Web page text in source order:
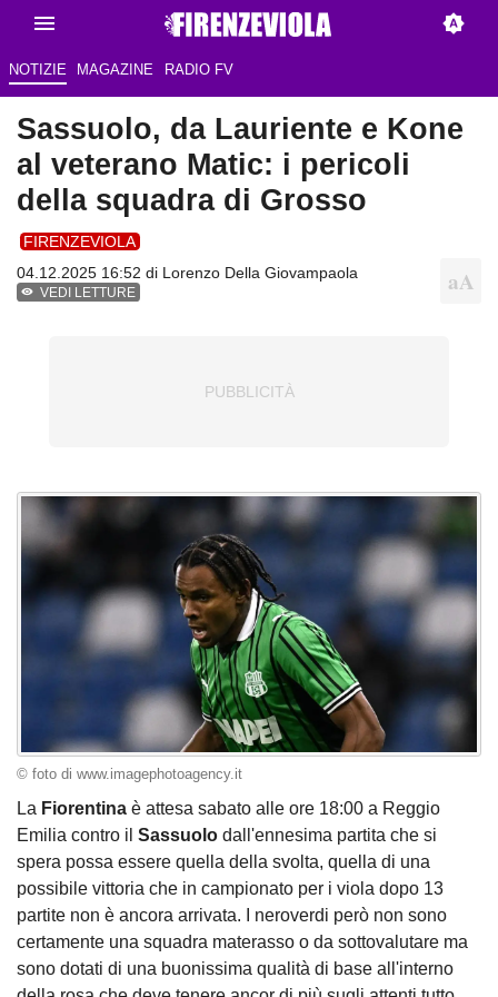
NOTIZIE MAGAZINE RADIO FV
Sassuolo, da Lauriente e Kone
al veterano Matic: i pericoli
della squadra di Grosso
FIRENZEVIOLA
04.12.2025 16:52 di Lorenzo Della Giovampaola
VEDI LETTURE
© foto di www.imagephotoagency.it
La Fiorentina è attesa sabato alle ore 18:00 a Reggio
Emilia contro il Sassuolo dall'ennesima partita che si
spera possa essere quella della svolta, quella di una
possibile vittoria che in campionato per i viola dopo 13
partite non è ancora arrivata. I neroverdi però non sono
certamente una squadra materasso o da sottovalutare ma
sono dotati di una buonissima qualità di base all'interno